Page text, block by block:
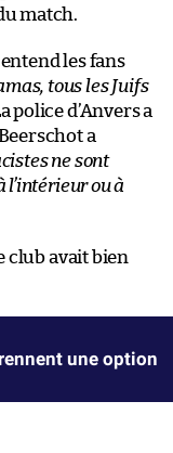
match.
les fans
tous les Juifs
police d’Anvers a
a
ne sont
l’intérieur ou à
club avait bien
une option